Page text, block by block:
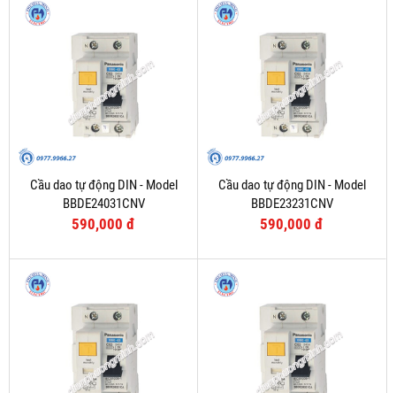
Cầu dao tự động DIN - Model
BBDE24031CNV
590,000 đ
Cầu dao tự động DIN - Model
BBDE23231CNV
590,000 đ